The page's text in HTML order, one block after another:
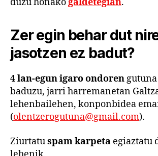
Zer egin behar dut
jasotzen ez badut?
4 lan-egun igaro ondoren
baduzu, jarri harremanetan
lehenbailehen, konponbidea
(olentzerogutuna@gmail.com).
Ziurtatuspam karpeta egiaztatu